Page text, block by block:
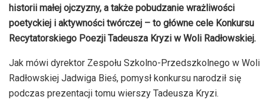
historii małej ojczyzny, a także pobudzanie wrażliwości
poetyckiej i aktywności twórczej – to główne cele Konkursu
Recytatorskiego Poezji Tadeusza Kryzi w Woli Radłowskiej.
Jak mówi dyrektor Zespołu Szkolno-Przedszkolnego w Woli
Radłowskiej Jadwiga Bieś, pomysł konkursu narodził się
podczas prezentacji tomu wierszy Tadeusza Kryzi.